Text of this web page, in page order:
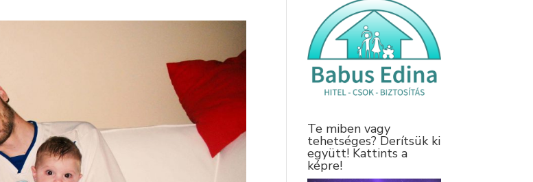
Te miben vagy
tehetséges? Derítsük ki
együtt! Kattints a
képre!